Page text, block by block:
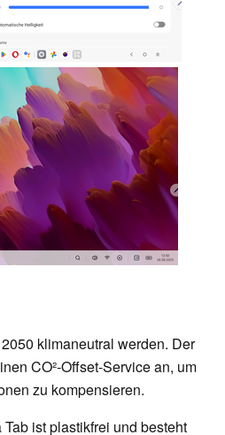
klimaneutral werden. Der
CO²-Offset-Service an, um
zu kompensieren.
ist plastikfrei und besteht